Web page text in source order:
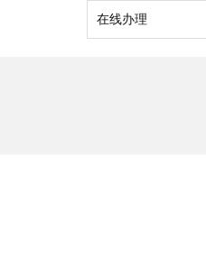
在线办理